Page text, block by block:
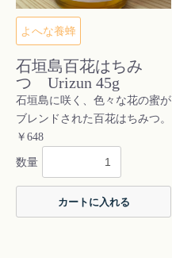
よへな養蜂
石垣島百花はちみ
つ Urizun 45g
石垣島に咲く、色々な花の蜜が
ブレンドされた百花はちみつ。
￥648
数量
カートに入れる